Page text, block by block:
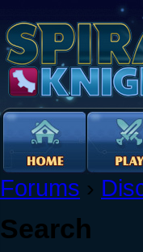
Forums ›
Search